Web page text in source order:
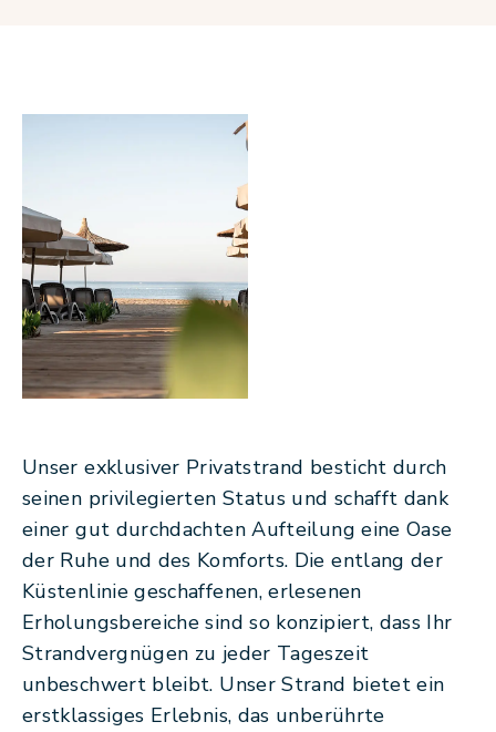
Unser exklusiver Privatstrand besticht durch
seinen privilegierten Status und schafft dank
einer gut durchdachten Aufteilung eine Oase
der Ruhe und des Komforts. Die entlang der
Küstenlinie geschaffenen, erlesenen
Erholungsbereiche sind so konzipiert, dass Ihr
Strandvergnügen zu jeder Tageszeit
unbeschwert bleibt. Unser Strand bietet ein
erstklassiges Erlebnis, das unberührte